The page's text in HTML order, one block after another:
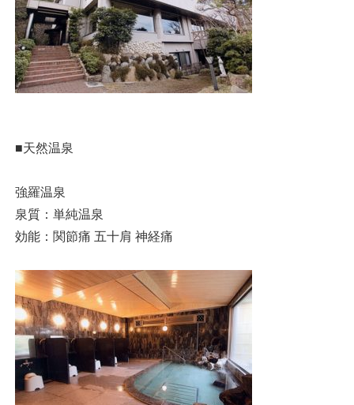
■天然温泉
強羅温泉
泉質：単純温泉
効能：関節痛 五十肩 神経痛